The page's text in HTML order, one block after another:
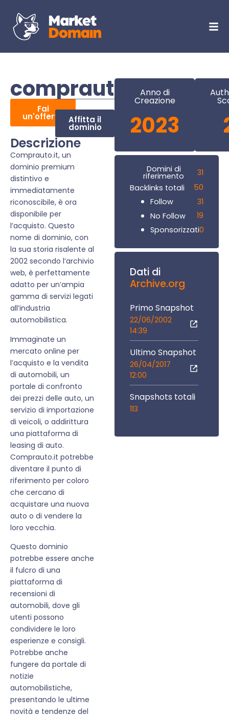
comprauto.it
Fai
un'offerta Affitta il
dominio
Descrizione
Comprauto.it, un
dominio premium
distintivo e
immediatamente
riconoscibile, è ora
disponibile per
l’acquisto. Questo
nome di dominio, con
la sua storia risalente al
2002 secondo l’archivio
web, è perfettamente
adatto per un’ampia
gamma di servizi legati
all’industria
automobilistica.
Immaginate un
mercato online per
l’acquisto e la vendita
di automobili, un
portale di confronto
dei prezzi delle auto, un
servizio di importazione
di veicoli, o addirittura
una piattaforma di
leasing di auto.
Comprauto.it potrebbe
diventare il punto di
riferimento per coloro
che cercano di
acquistare una nuova
auto o di vendere la
loro vecchia.
Questo dominio
potrebbe essere anche
il fulcro di una
piattaforma di
recensioni di
automobili, dove gli
utenti possono
condividere le loro
esperienze e consigli.
Potrebbe anche
fungere da portale di
notizie
automobilistiche,
presentando le ultime
novità e tendenze del
Anno di
Creazione
2023
Domini di
riferimento
31
Backlinks totali
50
Follow
31
No Follow
19
Sponsorizzati0
Dati di
Archive.org
Primo Snapshot
22/06/2002
14:39
Ultimo Snapshot
26/04/2017
12:00
Snapshots totali
113